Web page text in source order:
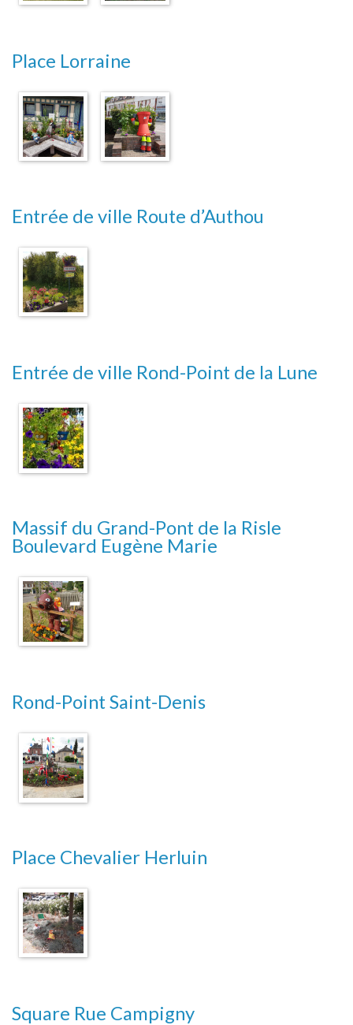
Place Lorraine
Entrée de ville Route d’Authou
Entrée de ville Rond-Point de la Lune
Massif du Grand-Pont de la Risle
Boulevard Eugène Marie
Rond-Point Saint-Denis
Place Chevalier Herluin
Square Rue Campigny